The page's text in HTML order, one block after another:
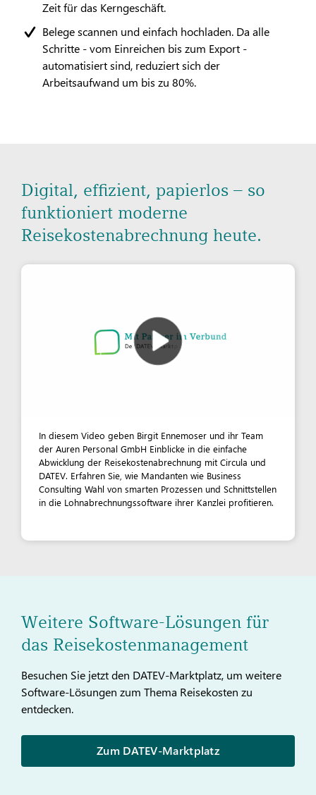
Zeit für das Kerngeschäft.
Belege scannen und einfach hochladen. Da alle
Schritte - vom Einreichen bis zum Export -
automatisiert sind, reduziert sich der
Arbeitsaufwand um bis zu 80%.
Digital, effizient, papierlos – so
funktioniert moderne
Reisekostenabrechnung heute.
In diesem Video geben Birgit Ennemoser und ihr Team
der Auren Personal GmbH Einblicke in die einfache
Abwicklung der Reisekostenabrechnung mit Circula und
DATEV. Erfahren Sie, wie Mandanten wie Business
Consulting Wahl von smarten Prozessen und Schnittstellen
in die Lohnabrechnungssoftware ihrer Kanzlei profitieren.
Weitere Software-Lösungen für
das Reisekostenmanagement
Besuchen Sie jetzt den DATEV-Marktplatz, um weitere
Software-Lösungen zum Thema Reisekosten zu
entdecken.
Zum DATEV-Marktplatz